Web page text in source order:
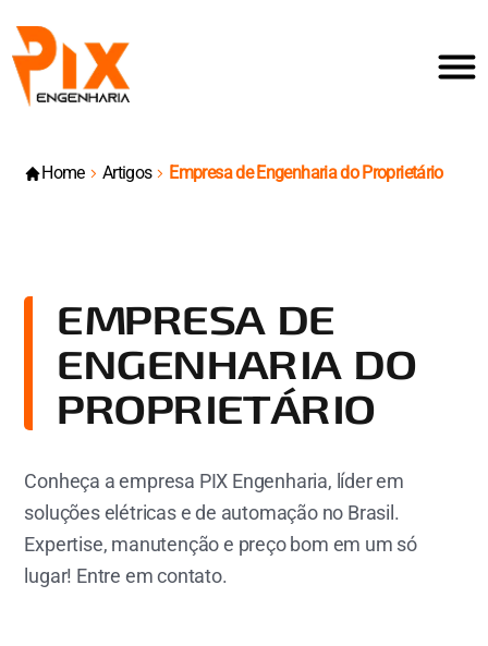
Home Artigos Empresa de Engenharia do Proprietário
EMPRESA DE
ENGENHARIA DO
PROPRIETÁRIO
Conheça a empresa PIX Engenharia, líder em
soluções elétricas e de automação no Brasil.
Expertise, manutenção e preço bom em um só
lugar! Entre em contato.